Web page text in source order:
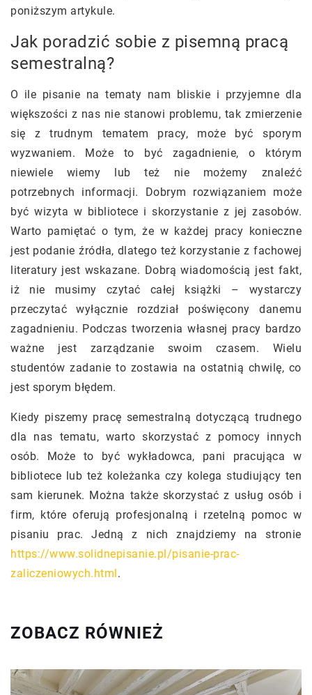
poniższym artykule.
Jak poradzić sobie z pisemną pracą
semestralną?
O ile pisanie na tematy nam bliskie i przyjemne dla
większości z nas nie stanowi problemu, tak zmierzenie
się z trudnym tematem pracy, może być sporym
wyzwaniem. Może to być zagadnienie, o którym
niewiele wiemy lub też nie możemy znaleźć
potrzebnych informacji. Dobrym rozwiązaniem może
być wizyta w bibliotece i skorzystanie z jej zasobów.
Warto pamiętać o tym, że w każdej pracy konieczne
jest podanie źródła, dlatego też korzystanie z fachowej
literatury jest wskazane. Dobrą wiadomością jest fakt,
iż nie musimy czytać całej książki – wystarczy
przeczytać wyłącznie rozdział poświęcony danemu
zagadnieniu. Podczas tworzenia własnej pracy bardzo
ważne jest zarządzanie swoim czasem. Wielu
studentów zadanie to zostawia na ostatnią chwilę, co
jest sporym błędem.
Kiedy piszemy pracę semestralną dotyczącą trudnego
dla nas tematu, warto skorzystać z pomocy innych
osób. Może to być wykładowca, pani pracująca w
bibliotece lub też koleżanka czy kolega studiujący ten
sam kierunek. Można także skorzystać z usług osób i
firm, które oferują profesjonalną i rzetelną pomoc w
pisaniu prac. Jedną z nich znajdziemy na stronie
https://www.solidnepisanie.pl/pisanie-prac-
zaliczeniowych.html.
ZOBACZ RÓWNIEŻ